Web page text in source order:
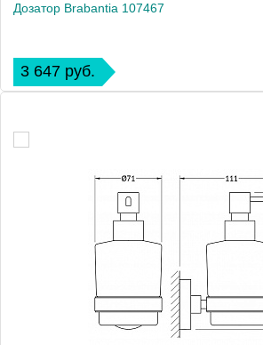
Дозатор Brabantia 107467
3 647 руб.